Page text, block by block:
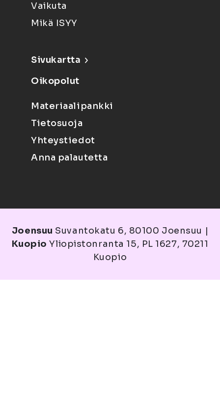
Vaikuta
Mikä ISYY
Sivukartta
Oikopolut
Materiaalipankki
Tietosuoja
Yhteystiedot
Anna palautetta
Joensuu Suvantokatu 6, 80100 Joensuu |
Kuopio Yliopistonranta 15, PL 1627, 70211
Kuopio